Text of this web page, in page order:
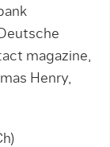
magazine,
Henry,